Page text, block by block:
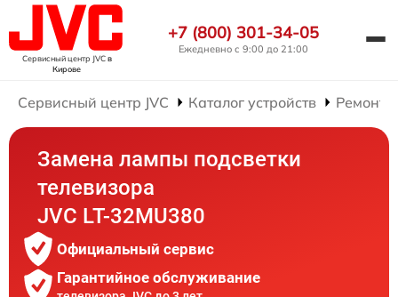
Сервисный центр JVCв
Кирове
+7 (800) 301-34-05
Ежедневно с 9:00 до 21:00
Сервисный центр JVC Каталог устройств Ремонт
Замена лампы подсветки
телевизора
JVC LT-32MU380
Официальный сервис
Гарантийное обслуживание